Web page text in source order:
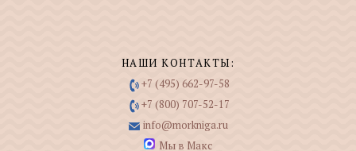
НАШИ КОНТАКТЫ:
+7 (495) 662-97-58
+7 (800) 707-52-17
info@morkniga.ru
Мы в Макс